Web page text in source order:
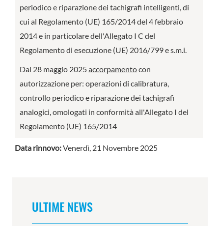
periodico e riparazione dei tachigrafi intelligenti, di
cui al Regolamento (UE) 165/2014 del 4 febbraio
2014 e in particolare dell'Allegato I C del
Regolamento di esecuzione (UE) 2016/799 e s.m.i.
Dal 28 maggio 2025accorpamentocon
autorizzazione per: operazioni di calibratura,
controllo periodico e riparazione dei tachigrafi
analogici, omologati in conformità all'Allegato I del
Regolamento (UE) 165/2014
Data rinnovo:Venerdì, 21 Novembre 2025
ULTIME NEWS